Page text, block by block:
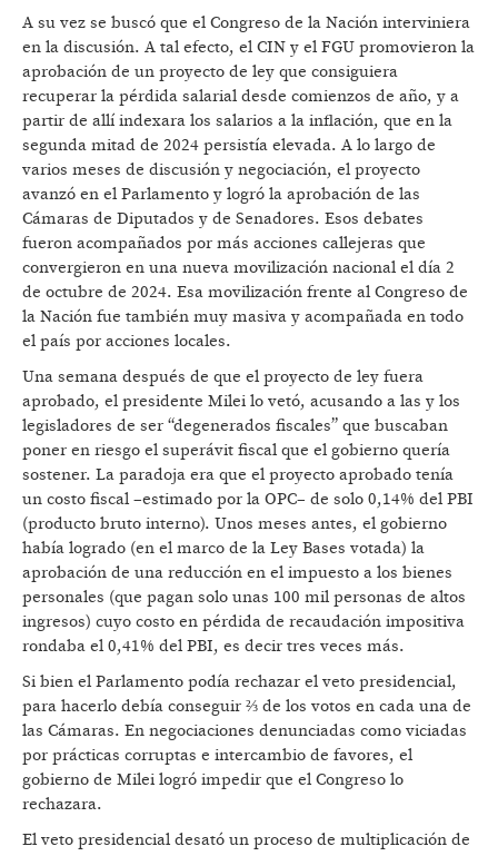
A su vez se buscó que el Congreso de la Nación interviniera
en la discusión. A tal efecto, el CIN y el FGU promovieron la
aprobación de un proyecto de ley que consiguiera
recuperar la pérdida salarial desde comienzos de año, y a
partir de allí indexara los salarios a la inflación, que en la
segunda mitad de 2024 persistía elevada. A lo largo de
varios meses de discusión y negociación, el proyecto
avanzó en el Parlamento y logró la aprobación de las
Cámaras de Diputados y de Senadores. Esos debates
fueron acompañados por más acciones callejeras que
convergieron en una nueva movilización nacional el día 2
de octubre de 2024. Esa movilización frente al Congreso de
la Nación fue también muy masiva y acompañada en todo
el país por acciones locales.
Una semana después de que el proyecto de ley fuera
aprobado, el presidente Milei lo vetó, acusando a las y los
legisladores de ser “degenerados fiscales” que buscaban
poner en riesgo el superávit fiscal que el gobierno quería
sostener. La paradoja era que el proyecto aprobado tenía
un costo fiscal –estimado por la OPC– de solo 0,14% del PBI
(producto bruto interno). Unos meses antes, el gobierno
había logrado (en el marco de la Ley Bases votada) la
aprobación de una reducción en el impuesto a los bienes
personales (que pagan solo unas 100 mil personas de altos
ingresos) cuyo costo en pérdida de recaudación impositiva
rondaba el 0,41% del PBI, es decir tres veces más.
Si bien el Parlamento podía rechazar el veto presidencial,
para hacerlo debía conseguir ⅔ de los votos en cada una de
las Cámaras. En negociaciones denunciadas como viciadas
por prácticas corruptas e intercambio de favores, el
gobierno de Milei logró impedir que el Congreso lo
rechazara.
El veto presidencial desató un proceso de multiplicación de